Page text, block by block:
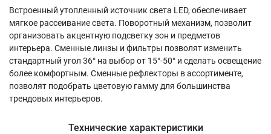
Встроенный утопленный источник света LED, обеспечивает
мягкое рассеивание света. Поворотный механизм, позволит
организовать акцентную подсветку зон и предметов
интерьера. Сменные линзы и фильтры позволят изменить
стандартный угол 36° на выбор от 15°-50° и сделать освещение
более комфортным. Сменные рефлекторы в ассортименте,
позволят подобрать цветовую гамму для большинства
трендовых интерьеров.
Технические характеристики